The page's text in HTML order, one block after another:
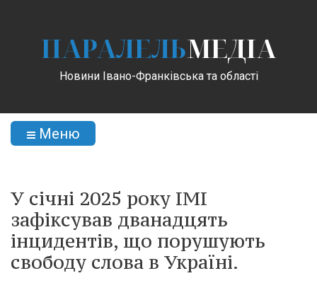
ПАРАЛЕЛЬМЕДІА
Новини Івано-Франківська та області
Меню
У січні 2025 року ІМІ
зафіксував дванадцять
інцидентів, що порушують
свободу слова в Україні.